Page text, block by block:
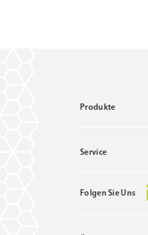
Produkte
Service
Folgen Sie Uns